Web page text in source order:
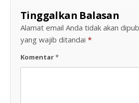
Tinggalkan Balasan
Alamat email Anda tidak akan
yang wajib ditandai *
Komentar*